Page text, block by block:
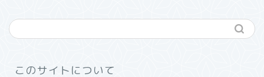
このサイトについて